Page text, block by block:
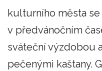
kulturního města
v předvánočním
sváteční výzdobou
pečenými kaštany.